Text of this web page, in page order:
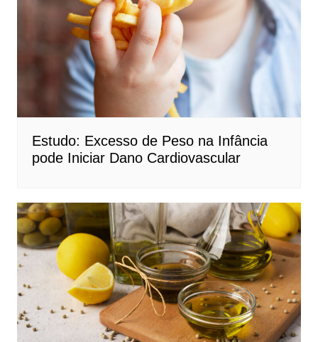
Estudo: Excesso de Peso na Infância
pode Iniciar Dano Cardiovascular